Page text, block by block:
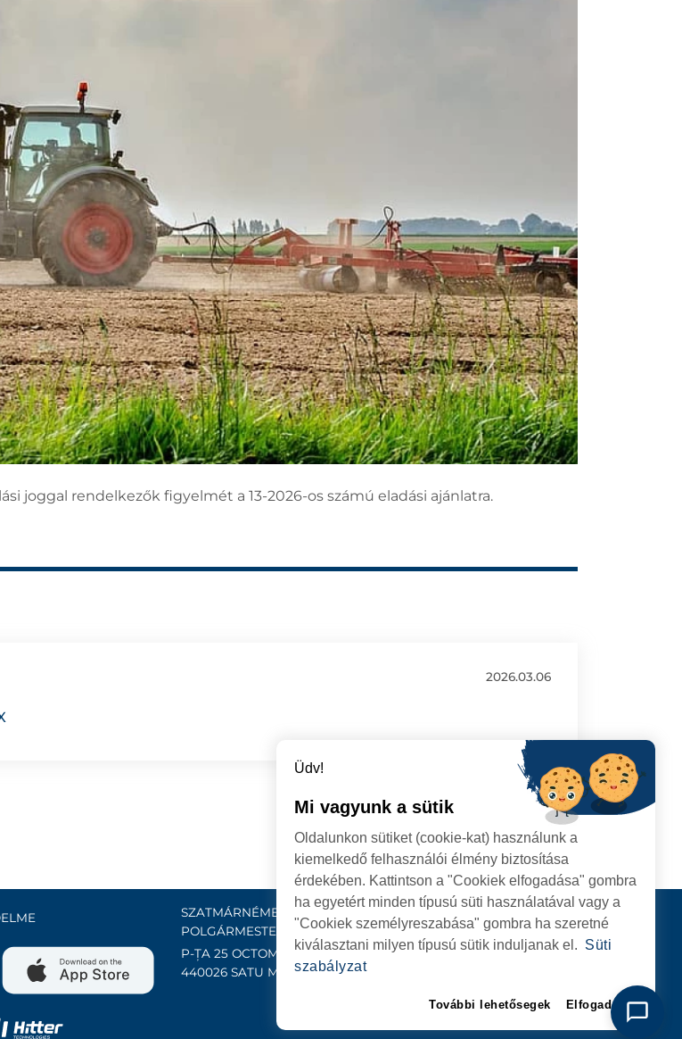
joggal rendelkezők figyelmét a 13-2026-os számú eladási ajánlatra.
2026.03.06
SZATMÁRNÉMETI
POLGÁRMESTERI HIVATAL
P-ȚA 25 OCTOMBRIE, NR. 1 CORP M,
440026 SATU MARE
Kapcsolat
KÖVESSENEK
Üdv!
Mi vagyunk a sütik
Oldalunkon sütiket (cookie-kat) használunk a
kiemelkedő felhasználói élmény biztosítása
érdekében. Kattintson a "Cookiek elfogadása" gombra
ha egyetért minden típusú süti használatával vagy a
"Cookiek személyreszabása" gombra ha szeretné
kiválasztani milyen típusú sütik induljanak el. Süti
szabályzat
További lehetősegek Elfogadom